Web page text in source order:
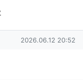
작성일
2026.06.12 20:52